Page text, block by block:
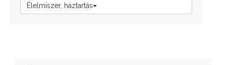
Élelmiszer, háztartás